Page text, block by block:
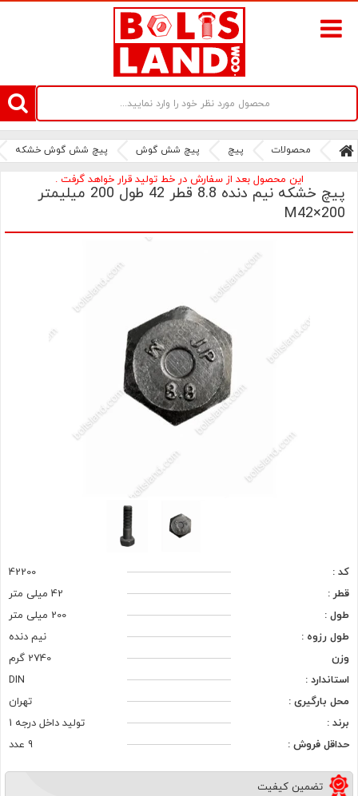
سامانه آنلاین فروش پیچ و مهره های صنعتی بولتز لند | سرزمین پیچ
محصولات پیچ پیچ شش گوش پیچ شش گوش خشکه
پیچ خشکه نیم دنده 8.8 قطر 42 طول 200 میلیمتر
M42×200
این محصول بعد از سفارش در خط تولید قرار خواهد گرفت .
کد :
42200
قطر :
42 میلی متر
طول :
200 میلی متر
طول رزوه :
نیم دنده
وزن
2740 گرم
استاندارد :
DIN
محل بارگیری :
تهران
برند :
تولید داخل درجه 1
حداقل فروش :
9 عدد
تضمین کیفیت